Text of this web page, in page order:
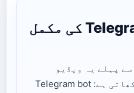
Telegram Automation کی مکمل
پہلے یہ ویڈیو
دیکھیں۔ یہ پورا flow دکھاتی ہے: Telegram bot